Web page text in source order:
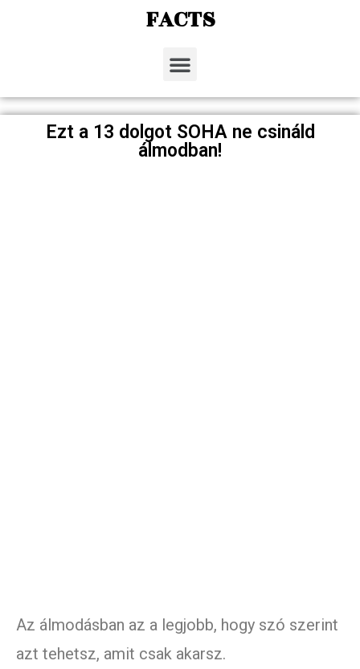
FACTS
Ezt a 13 dolgot SOHA ne csináld
álmodban!
Az álmodásban az a legjobb, hogy szó szerint
azt tehetsz, amit csak akarsz.